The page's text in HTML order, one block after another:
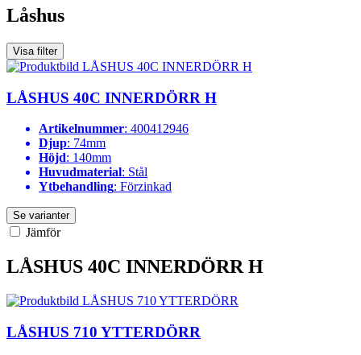
Låshus
Visa filter
LÅSHUS 40C INNERDÖRR H
Artikelnummer: 400412946
Djup: 74mm
Höjd: 140mm
Huvudmaterial: Stål
Ytbehandling: Förzinkad
Se varianter
Jämför
LÅSHUS 40C INNERDÖRR H
LÅSHUS 710 YTTERDÖRR